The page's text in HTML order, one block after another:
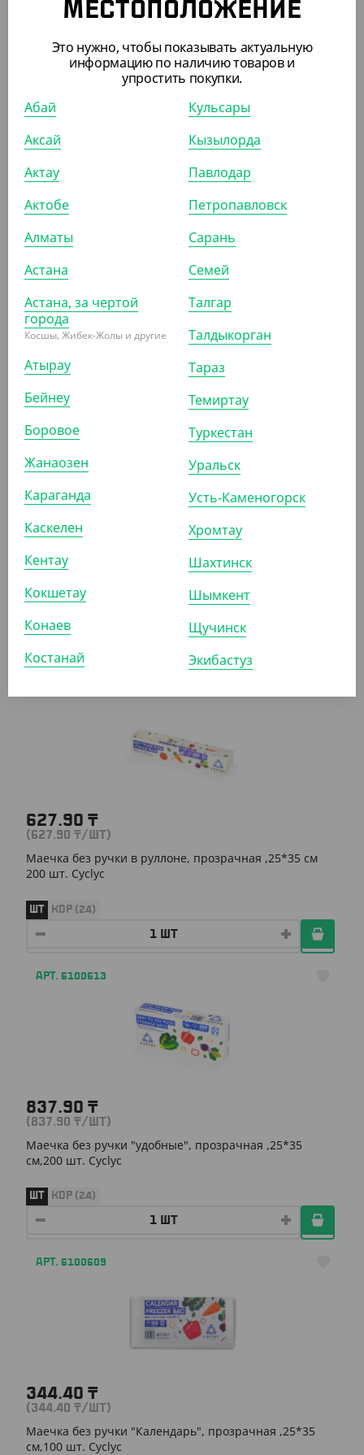
АРТ. 3703303
480
(4.80₸/ШТ)
Пакет для приборов с плоским дном, 80*220 мм, крафт
УП (100)
ПОХОЖИЕ ТОВАРЫ
АРТ. 6100612
679.40
Маечка без ручки в руллоне, прозрачная ,16,5*22,5 см
250 шт. Cyclyc
ШТ
627.90 ₸
(627.90 ₸/ШТ)
Маечка без ручки в руллоне, прозрачная ,25*35 см
200 шт. Cyclyc
ШТ КОР (24)
АРТ. 6100613
837.90 ₸
(837.90 ₸/ШТ)
Маечка без ручки "удобные", прозрачная ,25*35
см,200 шт. Cyclyc
ШТ КОР (24)
АРТ. 6100609
344.40 ₸
(344.40 ₸/ШТ)
Маечка без ручки "Календарь", прозрачная ,25*35
см,100 шт. Cyclyc
МЕСТОПОЛОЖЕНИЕ
Это нужно, чтобы показывать актуальную
информацию по наличию товаров и
упростить покупки.
Абай
Аксай
Актау
Актобе
Алматы
Астана
Астана, за чертой
города
Косшы, Жибек-Жолы и другие
Атырау
Бейнеу
Боровое
Жанаозен
Караганда
Каскелен
Кентау
Кокшетау
Конаев
Костанай
Кульсары
Кызылорда
Павлодар
Петропавловск
Сарань
Семей
Талгар
Талдыкорган
Тараз
Темиртау
Туркестан
Уральск
Усть-Каменогорск
Хромтау
Шахтинск
Шымкент
Щучинск
Экибастуз